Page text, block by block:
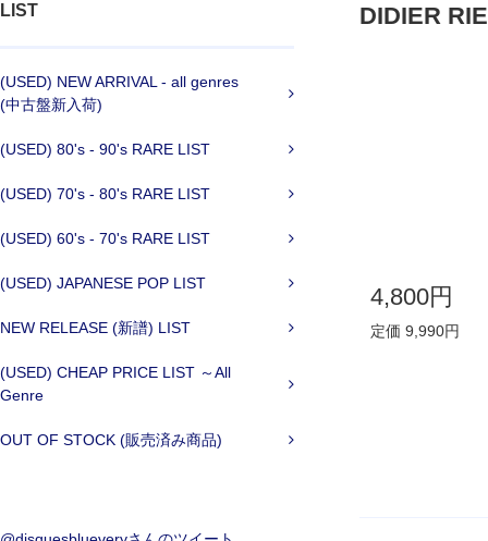
LIST
(USED) NEW ARRIVAL - all genres
(中古盤新入荷)
(USED) 80's - 90's RARE LIST
(USED) 70's - 80's RARE LIST
(USED) 60's - 70's RARE LIST
(USED) JAPANESE POP LIST
NEW RELEASE (新譜) LIST
(USED) CHEAP PRICE LIST ～All
Genre
OUT OF STOCK (販売済み商品)
DIDIER
4,800円
定価 9,990円